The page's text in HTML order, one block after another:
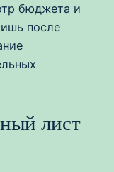
бюджета и
после
лист